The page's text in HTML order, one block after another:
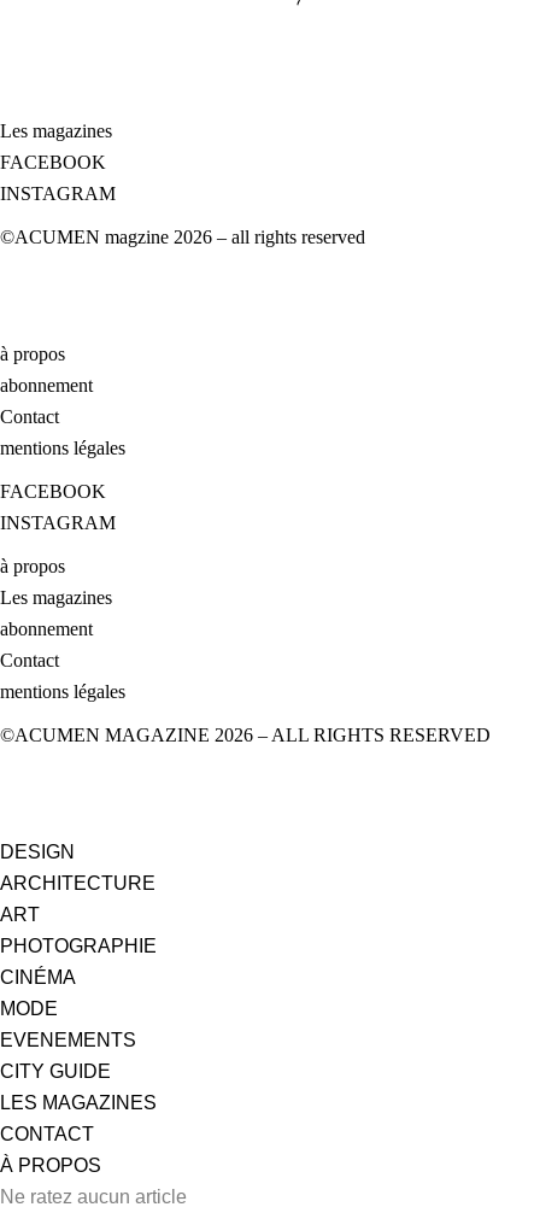
Les magazines
FACEBOOK
INSTAGRAM
©ACUMEN magzine 2026 – all rights reserved
à propos
abonnement
Contact
mentions légales
FACEBOOK
INSTAGRAM
à propos
Les magazines
abonnement
Contact
mentions légales
©ACUMEN MAGAZINE 2026 – ALL RIGHTS RESERVED
DESIGN
ARCHITECTURE
ART
PHOTOGRAPHIE
CINÉMA
MODE
EVENEMENTS
CITY GUIDE
LES MAGAZINES
CONTACT
À PROPOS
Ne ratez aucun article